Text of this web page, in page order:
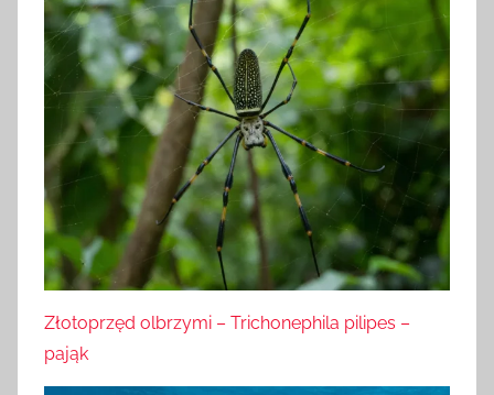
Złotoprzęd olbrzymi – Trichonephila pilipes –
pająk